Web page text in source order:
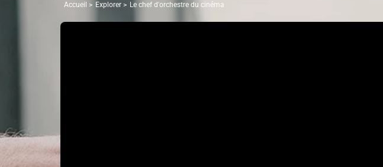
Accueil Explorer Le chef d'orchestre du cinéma